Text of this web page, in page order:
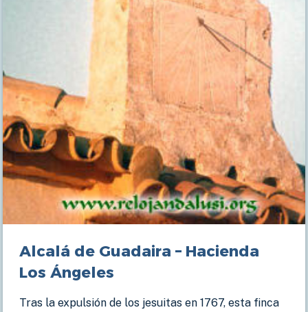
Alcalá de Guadaira – Hacienda
Los Ángeles
Tras la expulsión de los jesuitas en 1767, esta finca